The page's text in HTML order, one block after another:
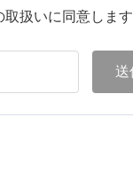
扱いに同意します